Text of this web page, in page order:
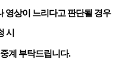
영상이 느리다고 판단될 경우
시
계 부탁드립니다.